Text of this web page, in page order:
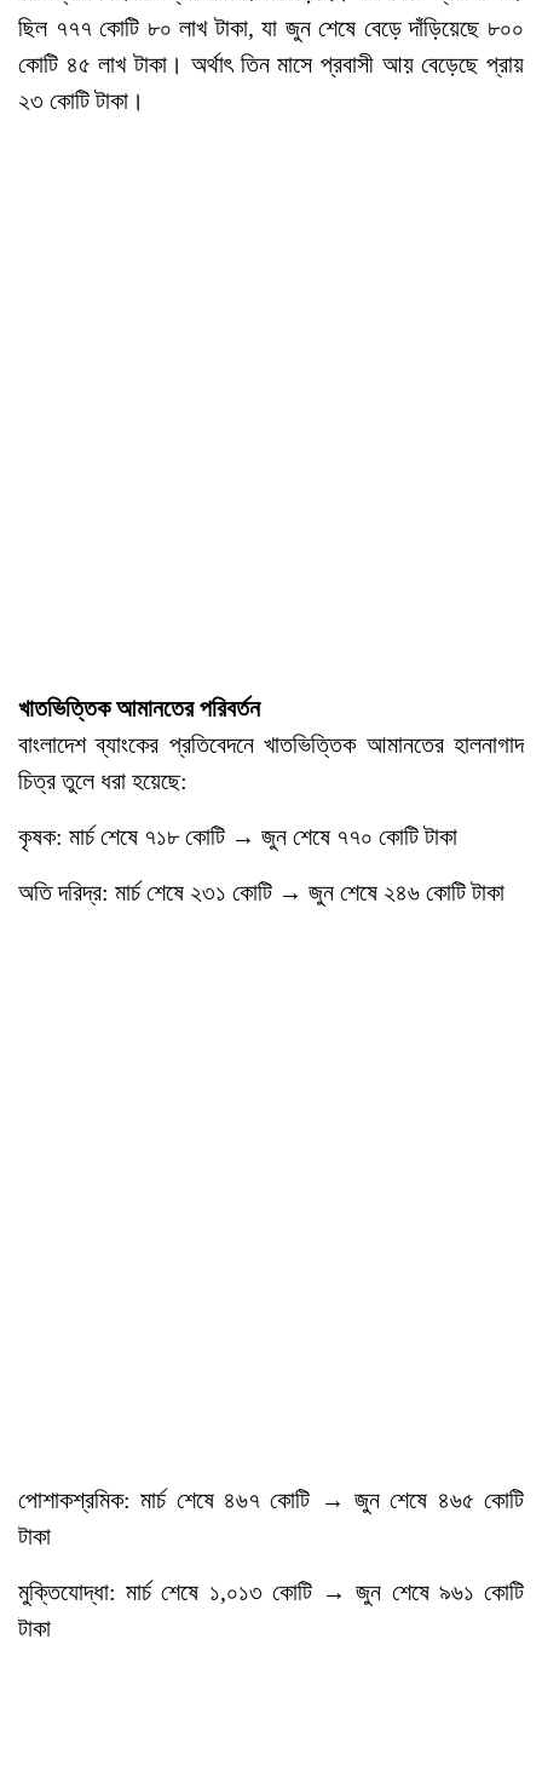
ছিল ৭৭৭ কোটি ৮০ লাখ টাকা, যা জুন শেষে বেড়ে দাঁড়িয়েছে ৮০০
কোটি ৪৫ লাখ টাকা। অর্থাৎ তিন মাসে প্রবাসী আয় বেড়েছে প্রায়
২৩ কোটি টাকা।
খাতভিত্তিক আমানতের পরিবর্তন
বাংলাদেশ ব্যাংকের প্রতিবেদনে খাতভিত্তিক আমানতের হালনাগাদ
চিত্র তুলে ধরা হয়েছে:
কৃষক: মার্চ শেষে ৭১৮ কোটি → জুন শেষে ৭৭০ কোটি টাকা
অতি দরিদ্র: মার্চ শেষে ২৩১ কোটি → জুন শেষে ২৪৬ কোটি টাকা
পোশাকশ্রমিক: মার্চ শেষে ৪৬৭ কোটি → জুন শেষে ৪৬৫ কোটি
টাকা
মুক্তিযোদ্ধা: মার্চ শেষে ১,০১৩ কোটি → জুন শেষে ৯৬১ কোটি
টাকা